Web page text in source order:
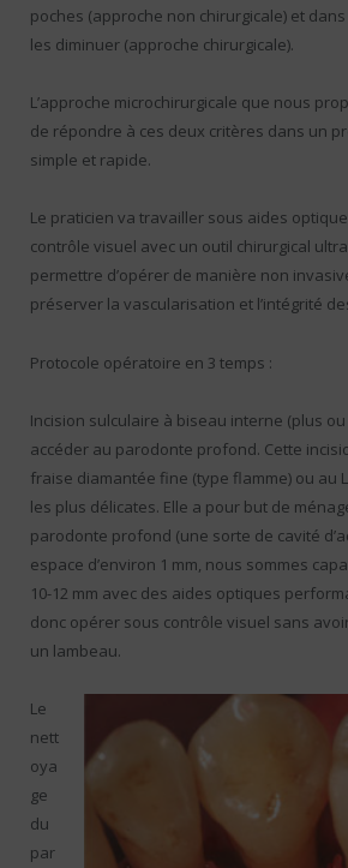
poches (approche non chirurgicale) et
les diminuer (approche chirurgicale).
L’approche microchirurgicale que nous
de répondre à ces deux critères dans un
simple et rapide.
Le praticien va travailler sous aides
contrôle visuel avec un outil chirurgical
permettre d’opérer de manière non
préserver la vascularisation et l’intégrité
Protocole opératoire en 3 temps :
Incision sulculaire à biseau interne (plus
accéder au parodonte profond. Cette
fraise diamantée fine (type flamme) ou au
les plus délicates. Elle a pour but de
parodonte profond (une sorte de cavité
espace d’environ 1 mm, nous sommes
10-12 mm avec des aides optiques
donc opérer sous contrôle visuel sans
un lambeau.
Le
nett
oya
ge
du
par